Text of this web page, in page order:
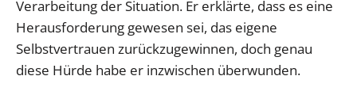
Verarbeitung der Situation. Er erklärte, dass es eine
Herausforderung gewesen sei, das eigene
Selbstvertrauen zurückzugewinnen, doch genau
diese Hürde habe er inzwischen überwunden.